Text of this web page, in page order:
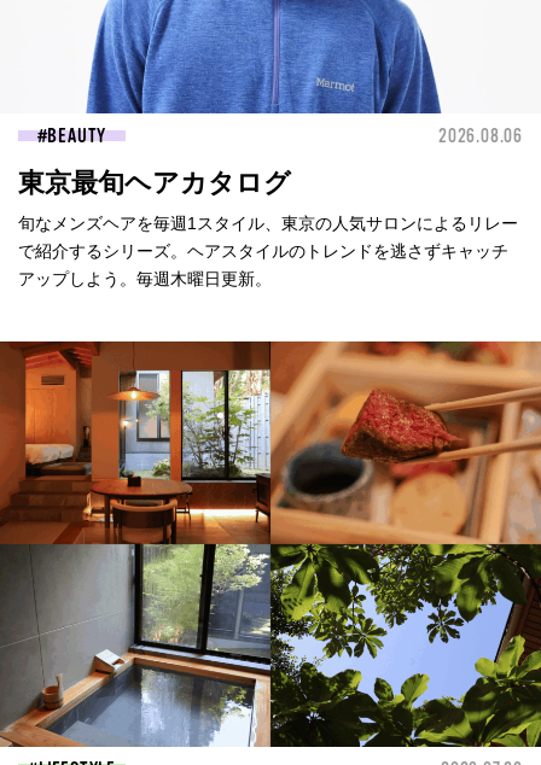
BEAUTY 2026.08.06
東京最旬ヘアカタログ
旬なメンズヘアを毎週1スタイル、東京の人気サロンによるリレー
で紹介するシリーズ。ヘアスタイルのトレンドを逃さずキャッチ
アップしよう。毎週木曜日更新。